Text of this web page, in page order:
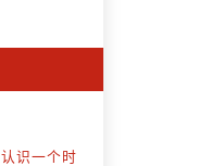
识一个时